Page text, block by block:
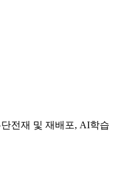
전재 및 재배포, AI학습